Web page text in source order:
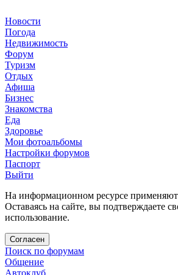
Новости
Погода
Недвижимость
Форум
Туризм
Отдых
Афиша
Бизнес
Знакомства
Еда
Здоровье
Мои фотоальбомы
Настройки форумов
Паспорт
Выйти
На информационном ресурсе
Оставаясь на сайте, вы подтверждаете
использование.
Согласен
Поиск по форумам
Общение
Автоклуб